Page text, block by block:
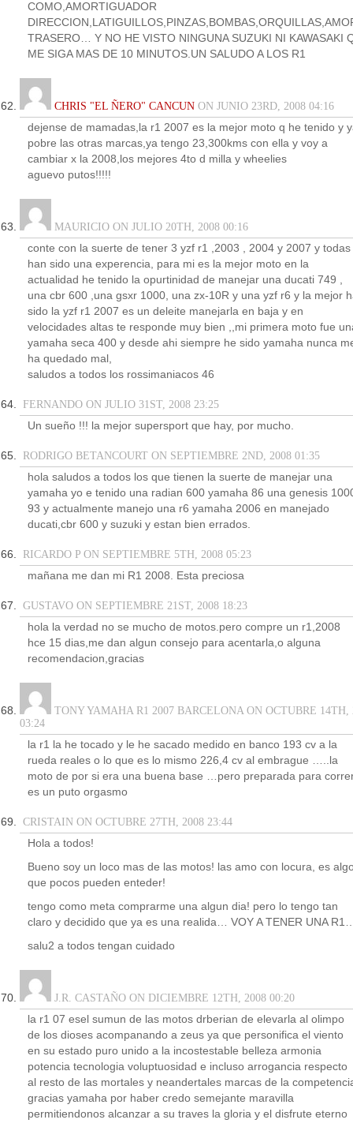
COMO,AMORTIGUADOR
TRASERO… Y NO HE VISTO NINGUNA SUZUKI NI KAWASAKI
ME SIGA MAS DE 10 MINUTOS.UN SALUDO A LOS R1
CHRIS "EL ÑERO" CANCUN ON JUNIO 23RD, 2008 04:16
dejense de mamadas,la r1 2007 es la mejor moto q he tenido y
pobre las otras marcas,ya tengo 23,300kms con ella y voy a
cambiar x la 2008,los mejores 4to d milla y wheelies
aguevo putos!!!!!
MAURICIO ON JULIO 20TH, 2008 00:16
conte con la suerte de tener 3 yzf r1 ,2003 , 2004 y 2007 y todas
han sido una experencia, para mi es la mejor moto en la
actualidad he tenido la opurtinidad de manejar una ducati 749 ,
una cbr 600 ,una gsxr 1000, una zx-10R y una yzf r6 y la mejor
sido la yzf r1 2007 es un deleite manejarla en baja y en
velocidades altas te responde muy bien ,,mi primera moto fue
yamaha seca 400 y desde ahi siempre he sido yamaha nunca
ha quedado mal,
saludos a todos los rossimaniacos 46
FERNANDO ON JULIO 31ST, 2008 23:25
Un sueño !!! la mejor supersport que hay, por mucho.
RODRIGO BETANCOURT ON SEPTIEMBRE 2ND, 2008 01:35
hola saludos a todos los que tienen la suerte de manejar una
yamaha yo e tenido una radian 600 yamaha 86 una genesis
93 y actualmente manejo una r6 yamaha 2006 en manejado
ducati,cbr 600 y suzuki y estan bien errados.
RICARDO P ON SEPTIEMBRE 5TH, 2008 05:23
mañana me dan mi R1 2008. Esta preciosa
GUSTAVO ON SEPTIEMBRE 21ST, 2008 18:23
hola la verdad no se mucho de motos.pero compre un r1,2008
hce 15 dias,me dan algun consejo para acentarla,o alguna
recomendacion,gracias
TONY YAMAHA R1 2007 BARCELONA ON OCTUBRE 14TH,
03:24
la r1 la he tocado y le he sacado medido en banco 193 cv a la
rueda reales o lo que es lo mismo 226,4 cv al embrague …..la
moto de por si era una buena base …pero preparada para
es un puto orgasmo
CRISTAIN ON OCTUBRE 27TH, 2008 23:44
Hola a todos!
Bueno soy un loco mas de las motos! las amo con locura, es
que pocos pueden enteder!
tengo como meta comprarme una algun dia! pero lo tengo tan
claro y decidido que ya es una realida… VOY A TENER UNA
salu2 a todos tengan cuidado
J.R. CASTAÑO ON DICIEMBRE 12TH, 2008 00:20
la r1 07 esel sumun de las motos drberian de elevarla al olimpo
de los dioses acompanando a zeus ya que personifica el viento
en su estado puro unido a la incostestable belleza armonia
potencia tecnologia voluptuosidad e incluso arrogancia respecto
al resto de las mortales y neandertales marcas de la
gracias yamaha por haber credo semejante maravilla
permitiendonos alcanzar a su traves la gloria y el disfrute eterno